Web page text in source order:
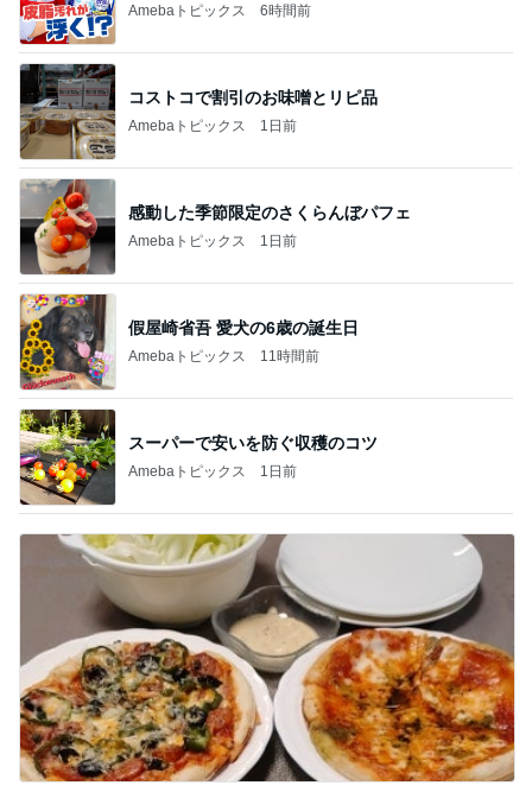
Amebaトピックス 6時間前
コストコで割引のお味噌とリピ品
Amebaトピックス 1日前
感動した季節限定のさくらんぼパフェ
Amebaトピックス 1日前
假屋崎省吾 愛犬の6歳の誕生日
Amebaトピックス 11時間前
スーパーで安いを防ぐ収穫のコツ
Amebaトピックス 1日前